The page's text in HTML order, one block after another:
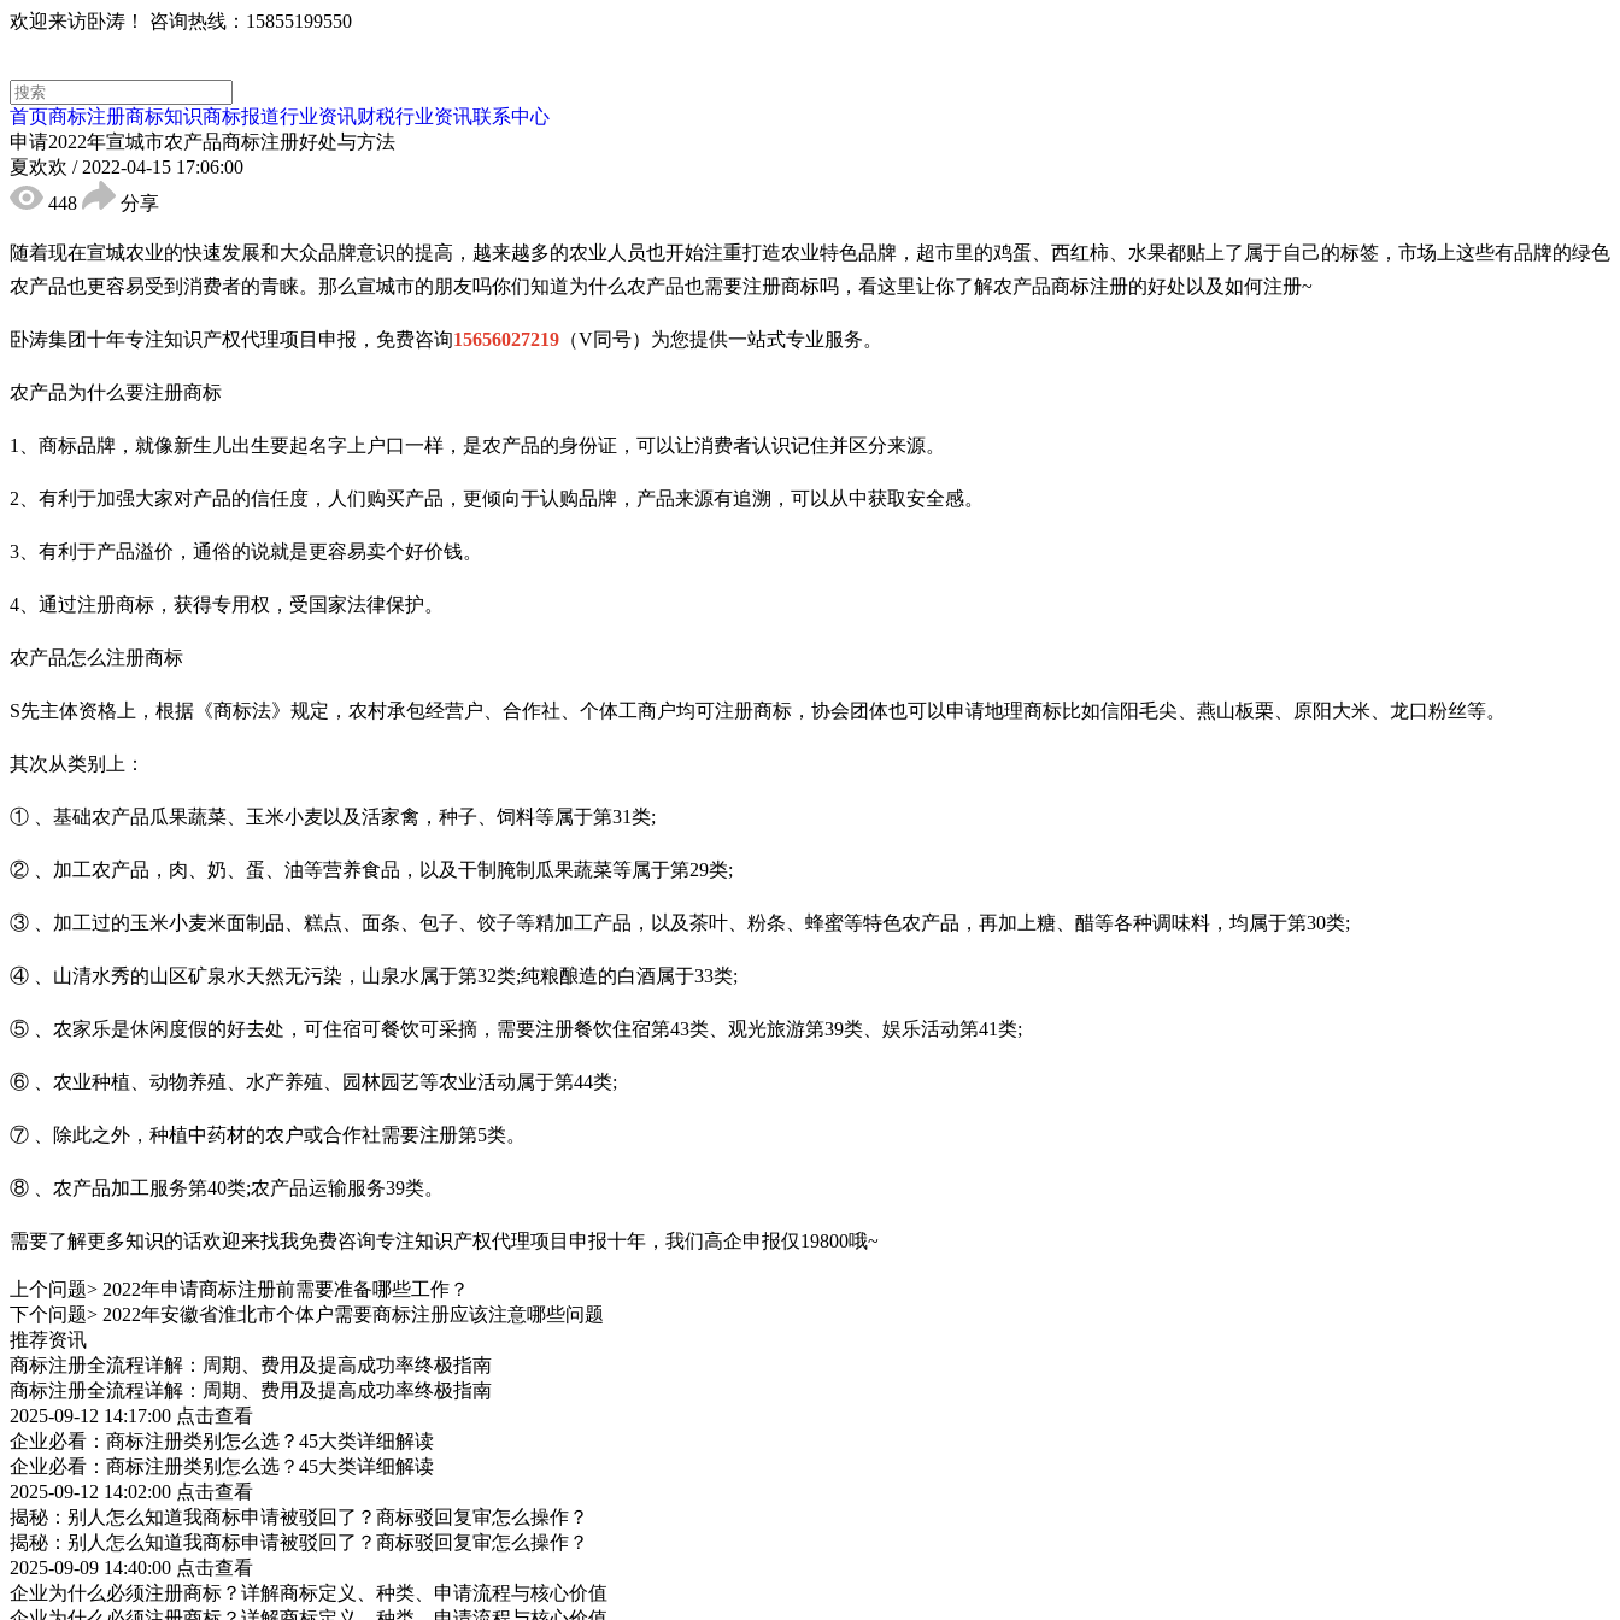
欢迎来访卧涛！ 咨询热线：15855199550
首页商标注册商标知识商标报道行业资讯财税行业资讯联系中心
申请2022年宣城市农产品商标注册好处与方法
夏欢欢 / 2022-04-15 17:06:00
448
分享
随着现在宣城农业的快速发展和大众品牌意识的提高，越来越多的农业人员也开始注重打造农业特色品牌，超市里的鸡蛋、西红柿、水果都贴上了属于自己的标签， 市场上这些有品牌的绿色
农产品也更容易受到消费者的青睐。 那么宣城市的朋友吗你们知道为什么农产品也需要注册商标吗，看这里让你了解农产品商标注册的好处以及如何注册~
卧涛集团十年专注知识产权代理项目申报，免费咨询15656027219 （V同号）为您提供一站式专业服务。
农产品为什么要注册商标
1、商标品牌，就像新生儿出生要起名字上户口一样，是农产品的身份证，可以让消费者认识记住并区分来源。
2、有利于加强大家对产品的信任度，人们购买产品，更倾向于认购品牌，产品来源有追溯，可以从中获取安全感。
3、有利于产品溢价，通俗的说就是更容易卖个好价钱。
4、通过注册商标，获得专用权，受国家法律保护。
农产品怎么注册商标
S先主体资格上，根据《商标法》规定，农村承包经营户、合作社、个体工商户均可注册商标，协会团体也可以申请地理商标比如信阳毛尖、燕山板栗、原阳大米、龙口粉丝等。
其次从类别上：
① 、基础农产品瓜果蔬菜、玉米小麦以及活家禽，种子、饲料等属于第31类;
② 、加工农产品，肉、奶、蛋、油等营养食品，以及干制腌制瓜果蔬菜等属于第29类;
③ 、加工过的玉米小麦米面制品、糕点、面条、包子、饺子等精加工产品，以及茶叶、粉条、蜂蜜等特色农产品，再加上糖、醋等各种调味料，均属于第30类;
④ 、山清水秀的山区矿泉水天然无污染，山泉水属于第32类;纯粮酿造的白酒属于33类;
⑤ 、农家乐是休闲度假的好去处，可住宿可餐饮可采摘，需要注册餐饮住宿第43类、观光旅游第39类、娱乐活动第41类;
⑥ 、农业种植、动物养殖、水产养殖、园林园艺等农业活动属于第44类;
⑦ 、除此之外，种植中药材的农户或合作社需要注册第5类。
⑧ 、农产品加工服务第40类;农产品运输服务39类。
需要了解更多知识的话欢迎来找我免费咨询专注知识产权代理项目申报十年，我们高企申报仅19800哦~
上个问题> 2022年申请商标注册前需要准备哪些工作？
下个问题> 2022年安徽省淮北市个体户需要商标注册应该注意哪些问题
推荐资讯
商标注册全流程详解：周期、费用及提高成功率终极指南
商标注册全流程详解：周期、费用及提高成功率终极指南
2025-09-12 14:17:00 点击查看
企业必看：商标注册类别怎么选？45大类详细解读
企业必看：商标注册类别怎么选？45大类详细解读
2025-09-12 14:02:00 点击查看
揭秘：别人怎么知道我商标申请被驳回了？商标驳回复审怎么操作？
揭秘：别人怎么知道我商标申请被驳回了？商标驳回复审怎么操作？
2025-09-09 14:40:00 点击查看
企业为什么必须注册商标？详解商标定义、种类、申请流程与核心价值